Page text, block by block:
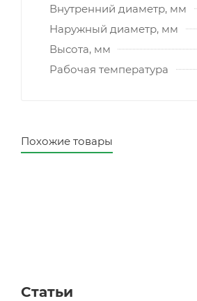
Внутренний диаметр, мм
Наружный диаметр, мм
Высота, мм
Рабочая температура
Похожие товары
Статьи